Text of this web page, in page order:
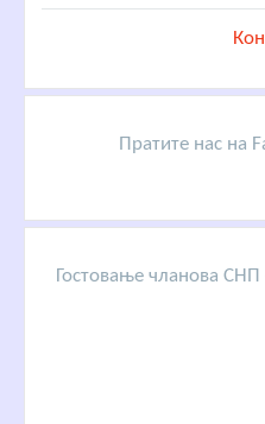
Пратите нас на
Гостовање чланова